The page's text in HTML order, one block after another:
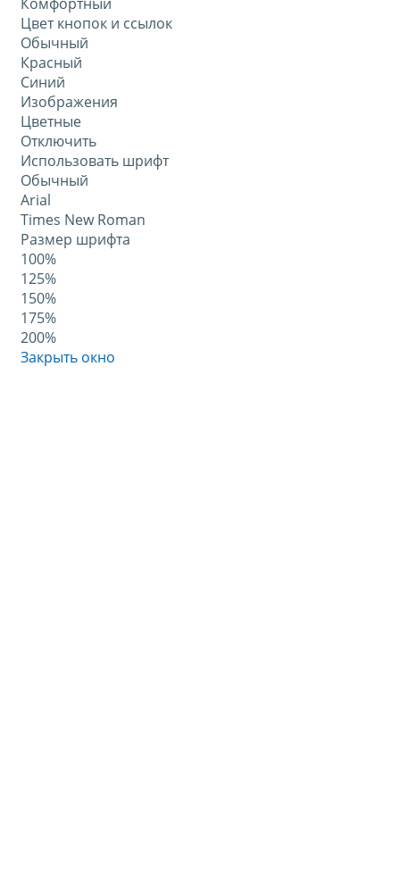
Цвет кнопок и ссылок
Обычный
Красный
Синий
Изображения
Цветные
Отключить
Использовать шрифт
Обычный
Arial
Times New Roman
Размер шрифта
100%
125%
150%
175%
200%
Закрыть окно